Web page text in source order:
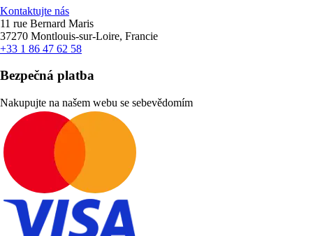
Kontaktujte nás
11 rue Bernard Maris
37270 Montlouis-sur-Loire, Francie
+33 1 86 47 62 58
Bezpečná platba
Nakupujte na našem webu se sebevědomím